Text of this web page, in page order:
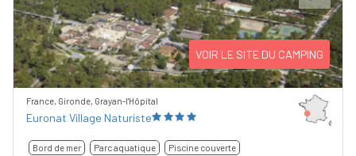
Previous Next
VOIR LE SITE DU CAMPING
France, Gironde, Grayan-l'Hôpital
Euronat Village Naturiste
Bord de mer Parc aquatique Piscine couverte